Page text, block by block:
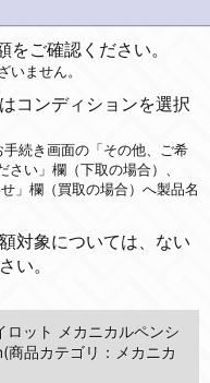
ご確認ください。
ません。
コンディションを選択
続き画面の「その他、ご希
い」欄（下取の場合）、
」欄（買取の場合）へ製品名
対象については、ない
い。
ット メカニカルペンシ
品カテゴリ：メカニカ